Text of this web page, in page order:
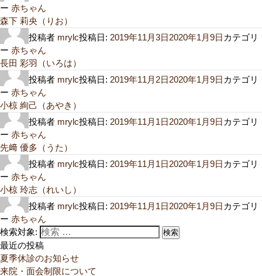
ー 赤ちゃん
森下 莉央（りお）
投稿者 mrylc投稿日: 2019年11月3日2020年1月9日 カテゴリ
ー 赤ちゃん
長田 彩羽（いろは）
投稿者 mrylc投稿日: 2019年11月2日2020年1月9日 カテゴリ
ー 赤ちゃん
小椋 絢己（あやき）
投稿者 mrylc投稿日: 2019年11月1日2020年1月9日 カテゴリ
ー 赤ちゃん
先﨑 優多（うた）
投稿者 mrylc投稿日: 2019年11月1日2020年1月9日 カテゴリ
ー 赤ちゃん
小椋 玲志（れいし）
投稿者 mrylc投稿日: 2019年11月1日2020年1月9日 カテゴリ
ー 赤ちゃん
検索対象:
検索
最近の投稿
夏季休診のお知らせ
来院・面会制限について